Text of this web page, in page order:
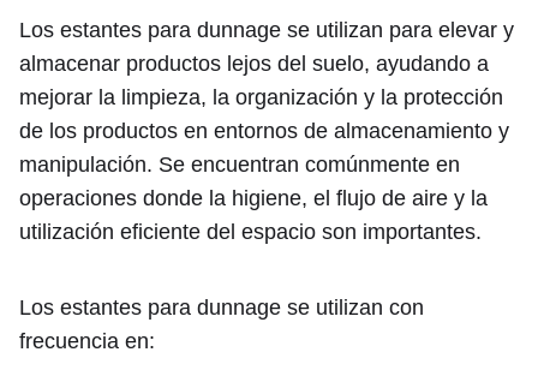
Los estantes para dunnage se utilizan para elevar y
almacenar productos lejos del suelo, ayudando a
mejorar la limpieza, la organización y la protección
de los productos en entornos de almacenamiento y
manipulación. Se encuentran comúnmente en
operaciones donde la higiene, el flujo de aire y la
utilización eficiente del espacio son importantes.
Los estantes para dunnage se utilizan con
frecuencia en: